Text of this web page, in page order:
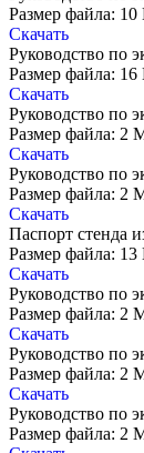
Размер файла: 10
Скачать
Руководство по
Размер файла: 16
Скачать
Руководство по
Размер файла: 2
Скачать
Руководство по
Размер файла: 2
Скачать
Паспорт стенда
Размер файла: 13
Скачать
Руководство по
Размер файла: 2
Скачать
Руководство по
Размер файла: 2
Скачать
Руководство по
Размер файла: 2